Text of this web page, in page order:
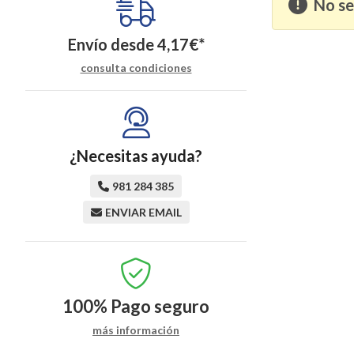
No
Envío desde4,17€*
consulta condiciones
¿Necesitas ayuda?
981 284 385
ENVIAR EMAIL
100% Pago seguro
más información